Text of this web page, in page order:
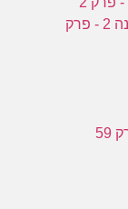
21:46 - המכשפים מווייברלי פלייס עונה 2 - פרק